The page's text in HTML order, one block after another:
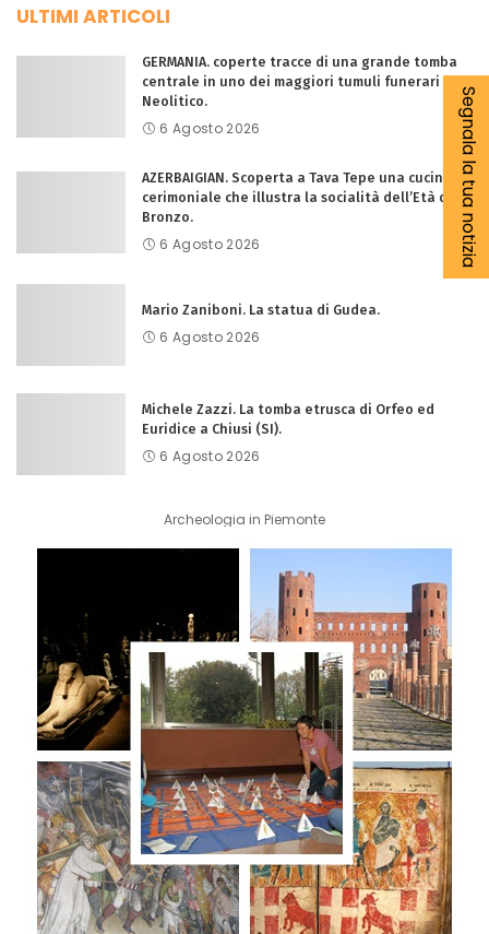
ULTIMI ARTICOLI
GERMANIA. coperte tracce di una grande tomba
centrale in uno dei maggiori tumuli funerari del
Neolitico.
6 Agosto 2026
AZERBAIGIAN. Scoperta a Tava Tepe una cucina
cerimoniale che illustra la socialità dell’Età del
Bronzo.
6 Agosto 2026
Mario Zaniboni. La statua di Gudea.
6 Agosto 2026
Michele Zazzi. La tomba etrusca di Orfeo ed
Euridice a Chiusi (SI).
6 Agosto 2026
Archeologia in Piemonte
Segnala la tua notizia